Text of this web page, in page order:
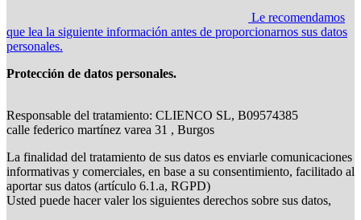
Le recomendamos
que lea la siguiente información antes de proporcionarnos sus datos
personales.
Protección de datos personales.
Responsable del tratamiento: CLIENCO SL, B09574385
calle federico martínez varea 31 , Burgos
La finalidad del tratamiento de sus datos es enviarle comunicaciones
informativas y comerciales, en base a su consentimiento, facilitado al
aportar sus datos (artículo 6.1.a, RGPD)
Usted puede hacer valer los siguientes derechos sobre sus datos,